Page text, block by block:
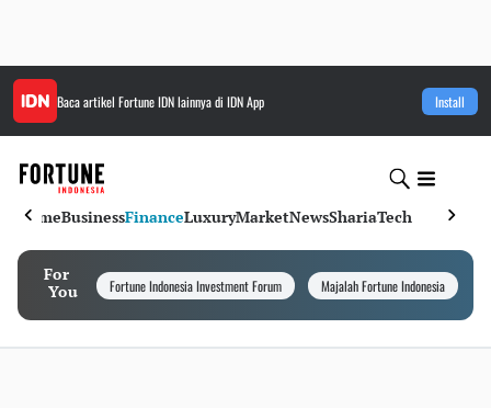
Baca artikel Fortune IDNlainnya di IDN App Install
HomeBusinessFinanceLuxuryMarketNewsShariaTech
For
You
Fortune Indonesia Investment Forum Majalah Fortune Indonesia